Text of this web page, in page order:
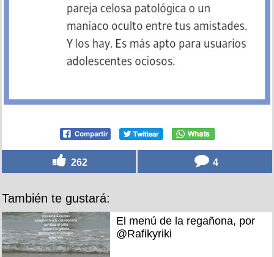
262 4
También te gustará:
El menú de la regañona, por
@Rafikyriki